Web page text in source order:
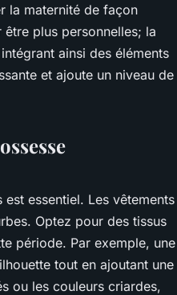
la maternité de façon
plus personnelles; la
ainsi des éléments
et ajoute un niveau de
essentiel. Les vêtements
Optez pour des tissus
période. Par exemple, une
tout en ajoutant une
ou les couleurs criardes,